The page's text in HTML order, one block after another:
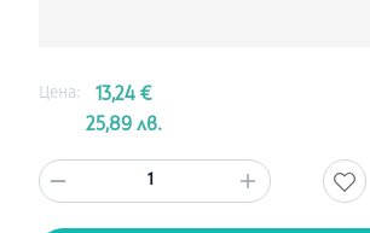
Цена:
13,24 €
25,89 лв.
1